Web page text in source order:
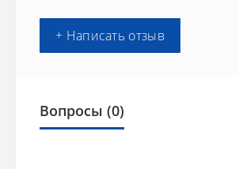
+ Написать отзыв
Вопросы (0)